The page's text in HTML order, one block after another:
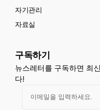
자기관리
자료실
구독하기
뉴스레터를 구독하면 최
다!